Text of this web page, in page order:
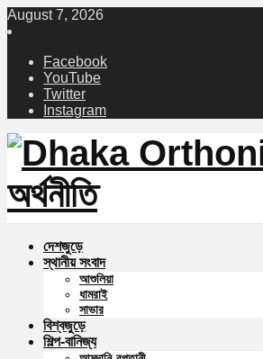
August 7, 2026
Facebook
YouTube
Twitter
Instagram
দেশজুড়ে
স্থানীয় সংবাদ
আশুলিয়া
ধামরাই
সাভার
বিশ্বজুড়ে
শিল্প-বানিজ্য